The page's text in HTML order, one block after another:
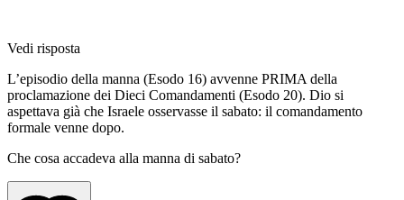
Vedi risposta
L’episodio della manna (Esodo 16) avvenne PRIMA della
proclamazione dei Dieci Comandamenti (Esodo 20). Dio si
aspettava già che Israele osservasse il sabato: il comandamento
formale venne dopo.
Che cosa accadeva alla manna di sabato?